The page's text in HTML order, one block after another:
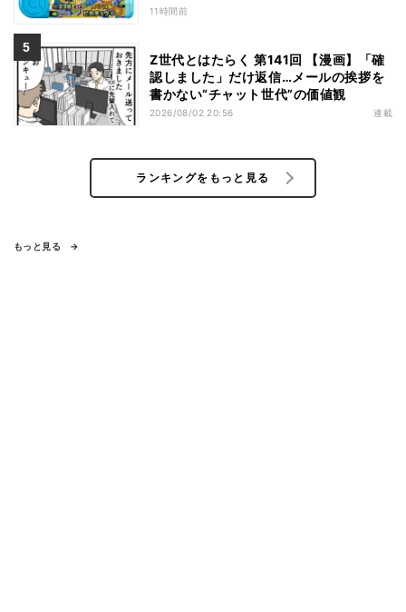
もらえるキャンペーン
11時間前
Z世代とはたらく 第141回 【漫画】「確
認しました」だけ返信…メールの挨拶を
書かない“チャット世代”の価値観
2026/08/02 20:56 連載
ランキングをもっと見る
もっと見る